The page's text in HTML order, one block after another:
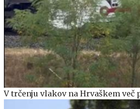
V trčenju vlakov na Hrvaškem več